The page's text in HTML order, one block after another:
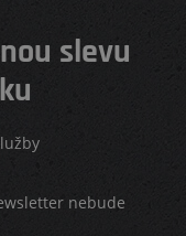
slevu
nebude